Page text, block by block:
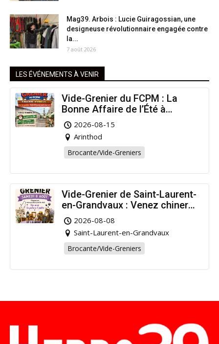
Mag39. Arbois : Lucie Guiragossian, une
designeuse révolutionnaire engagée contre
la...
7 août 2026
LES ÉVÉNEMENTS À VENIR
Vide-Grenier du FCPM : La
Bonne Affaire de l’Été à
Arinthod !
2026-08-15
Arinthod
Brocante/Vide-Greniers
Vide-Grenier de Saint-Laurent-
en-Grandvaux : Venez chiner
pour la bonne cause !
2026-08-08
Saint-Laurent-en-Grandvaux
Brocante/Vide-Greniers